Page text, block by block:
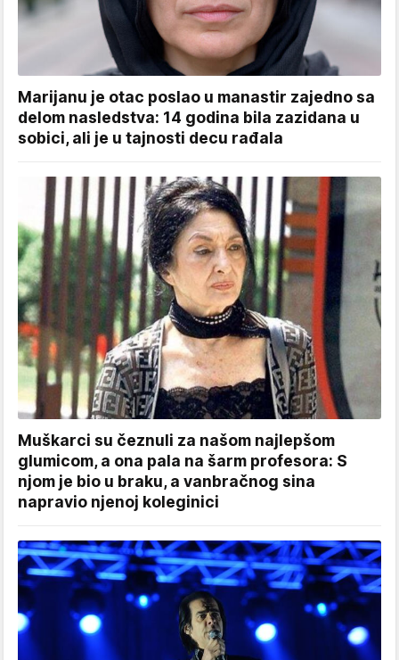
Marijanu je otac poslao u manastir zajedno sa
delom nasledstva: 14 godina bila zazidana u
sobici, ali je u tajnosti decu rađala
Muškarci su čeznuli za našom najlepšom
glumicom, a ona pala na šarm profesora: S
njom je bio u braku, a vanbračnog sina
napravio njenoj koleginici